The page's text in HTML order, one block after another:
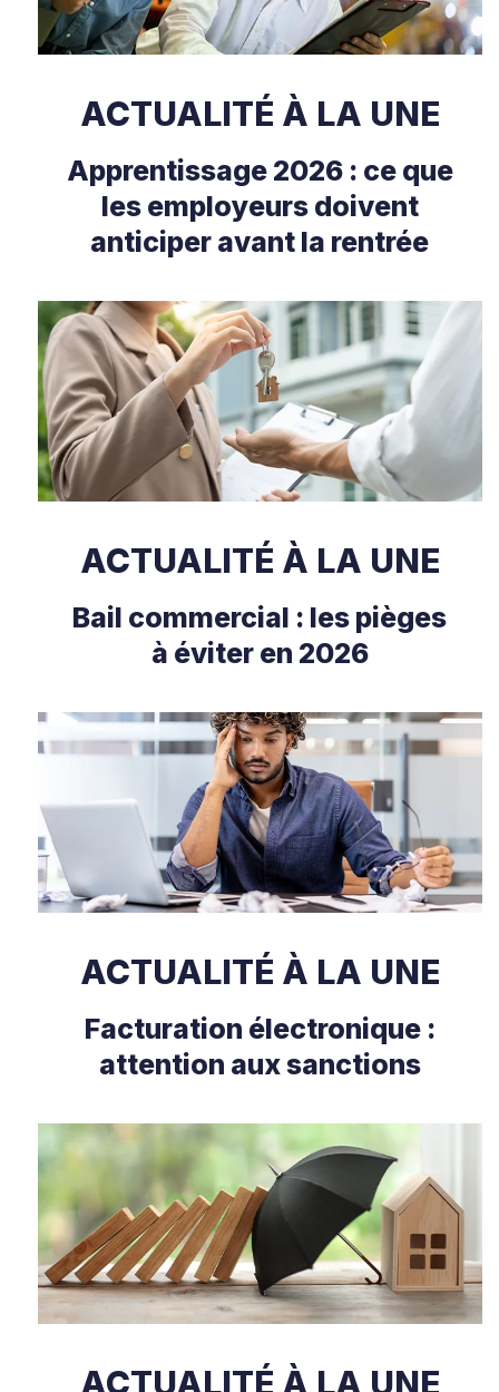
ACTUALITÉ À LA UNE
Apprentissage 2026 : ce que
les employeurs doivent
anticiper avant la rentrée
ACTUALITÉ À LA UNE
Bail commercial : les pièges
à éviter en 2026
ACTUALITÉ À LA UNE
Facturation électronique :
attention aux sanctions
ACTUALITÉ À LA UNE